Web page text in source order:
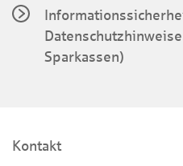
Sparkassen)
Kontakt